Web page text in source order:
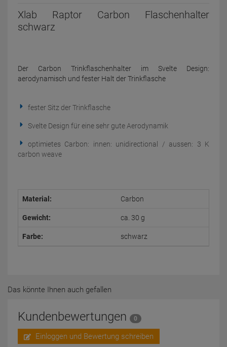
Xlab Raptor Carbon Flaschenhalter
schwarz
Der Carbon Trinkflaschenhalter im Svelte Design:
aerodynamisch und fester Halt der Trinkflasche
fester Sitz der Trinkflasche
Svelte Design für eine sehr gute Aerodynamik
optimietes Carbon: innen: unidirectional / aussen: 3 K
carbon weave
Material: Carbon
Gewicht: ca. 30 g
Farbe: schwarz
Das könnte Ihnen auch gefallen
Kundenbewertungen 0
Einloggen und Bewertung schreiben